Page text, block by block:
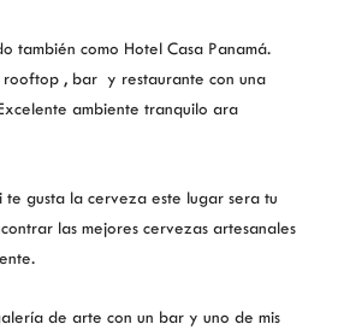
también como Hotel Casa Panamá.
rooftop , bar y restaurante con una
ambiente tranquilo ara
te gusta la cerveza este lugar sera tu
las mejores cervezas artesanales
de arte con un bar y uno de mis